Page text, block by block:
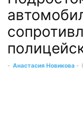
- Анастасия Новикова -